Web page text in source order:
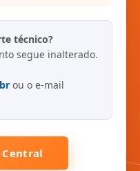
técnico?
segue inalterado.
ou o e-mail
Central